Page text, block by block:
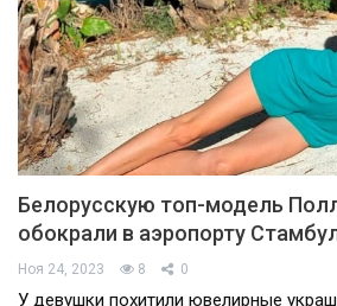
Белорусскую топ-модель
обокрали в аэропорту
Ноя 24, 2023 8 0
У девушки похитили ювелирные